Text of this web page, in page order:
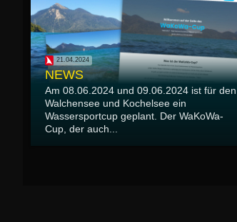
21.04.2024
NEWS
Am 08.06.2024 und 09.06.2024 ist für den
Walchensee und Kochelsee ein
Wassersportcup geplant. Der WaKoWa-
Cup, der auch...